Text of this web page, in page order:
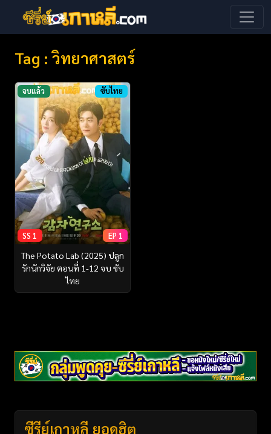
Tag : วิทยาศาสตร์
จบแล้ว ซับไทย
SS 1 EP 1
The Potato Lab (2025) ปลูก
รักนักวิจัย ตอนที่ 1-12 จบ ซับ
ไทย
ซีรี่ย์เกาหลี ยอดฮิต